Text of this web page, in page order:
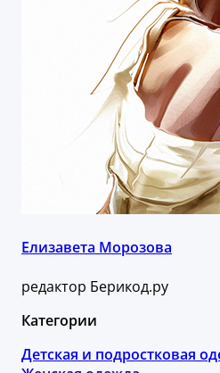
Елизавета Морозова
редактор Берикод.ру
Категории
Детская и подростковая